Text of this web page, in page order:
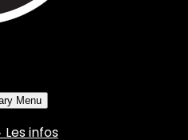
Menu
Les infos